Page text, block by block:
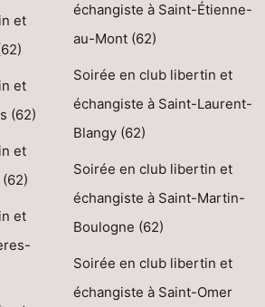
et
et
(62)
et
et
échangiste à Saint-Étienne-
au-Mont (62)
Soirée en club libertin et
échangiste à Saint-Laurent-
Blangy (62)
Soirée en club libertin et
échangiste à Saint-Martin-
Boulogne (62)
Soirée en club libertin et
échangiste à Saint-Omer